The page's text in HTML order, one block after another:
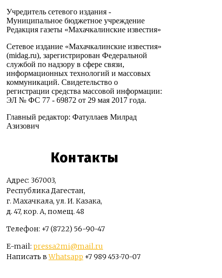
Учредитель сетевого издания -
Муниципальное бюджетное учреждение
Редакция газеты «Махачкалинские известия»
Сетевое издание «Махачкалинские известия»
(midag.ru), зарегистрирован Федеральной
службой по надзору в сфере связи,
информационных технологий и массовых
коммуникаций. Свидетельство о
регистрации средства массовой информации:
ЭЛ № ФС 77 - 69872 от 29 мая 2017 года.
Главный редактор: Фатуллаев Милрад
Азизович
Контакты
Адрес: 367003,
Республика Дагестан,
г. Махачкала, ул. И. Казака,
д. 47, кор. А, помещ. 48
Телефон: +7 (8722) 56-90-47
E-mail: pressa2mi@mail.ru
Написать вWhatsapp +7 989 453-70-07